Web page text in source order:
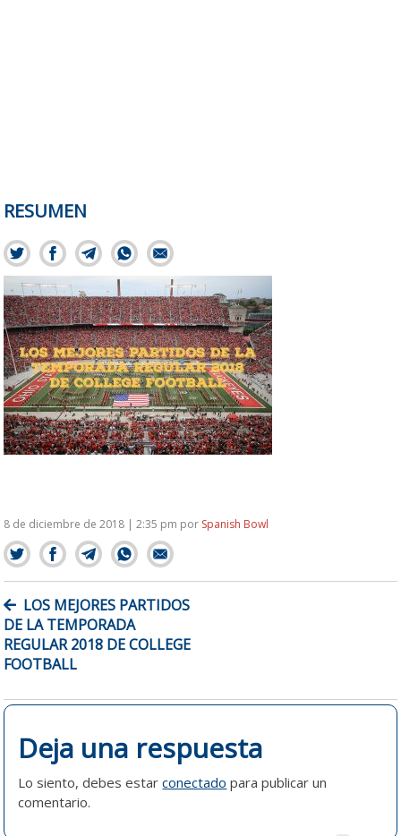
RESUMEN
8 de diciembre de 2018 | 2:35 pm por Spanish Bowl
NAVEGACIÓN
DE
ENTRADAS
LOS MEJORES PARTIDOS
DE LA TEMPORADA
REGULAR 2018 DE COLLEGE
FOOTBALL
Deja una respuesta
Lo siento, debes estarconectado para publicar un
comentario.